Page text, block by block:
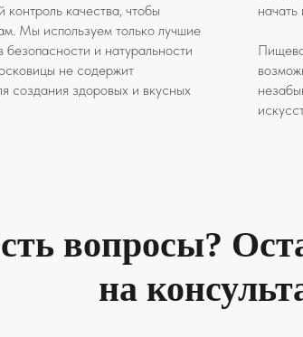
качества, чтобы
Мы используем только лучшие
и натуральности
не содержит
создания здоровых и вкусных
начать
вопросы?
на